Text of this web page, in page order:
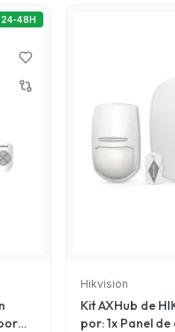
HIKVISION (251.95 EUR) es
entre funcionalidades y
Finalmente, el
EBS (184.2 EUR)
de comunicación de
alertas se transmitan de
rating de 0, se consideran
y precios.
24-48H
Hikvision
Kit AXHub de
por: 1x Panel